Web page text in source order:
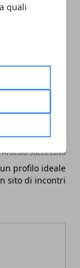
quali
Articolo Successivo
profilo ideale
sito di incontri